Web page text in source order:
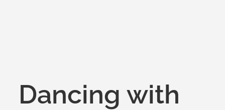
Dancing with